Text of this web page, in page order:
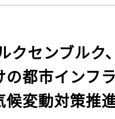
クセンブルク
都市インフ
候変動対策推